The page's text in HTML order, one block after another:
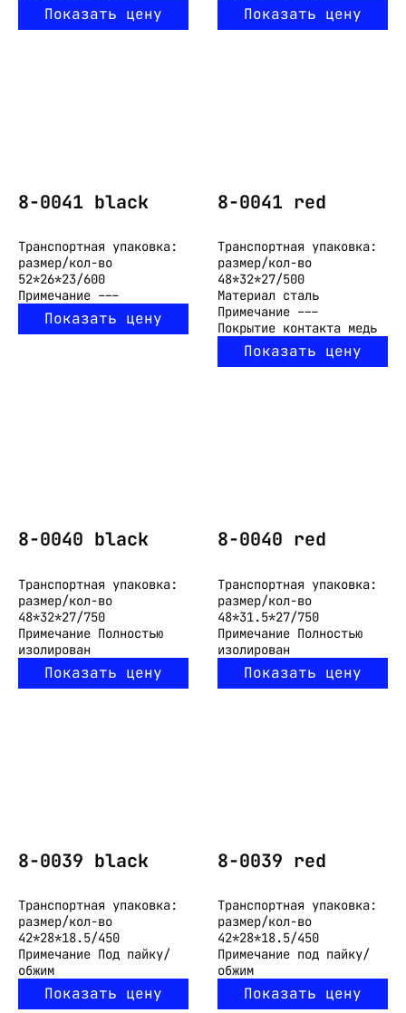
Показать цену Показать цену
8-0041 black
Транспортная упаковка:
размер/кол-во
52*26*23/600
Примечание ---
Показать цену
8-0041 red
Транспортная упаковка:
размер/кол-во
48*32*27/500
Материал сталь
Примечание ---
Покрытие контакта медь
Показать цену
8-0040 black
Транспортная упаковка:
размер/кол-во
48*32*27/750
Примечание Полностью
изолирован
Показать цену
8-0040 red
Транспортная упаковка:
размер/кол-во
48*31.5*27/750
Примечание Полностью
изолирован
Показать цену
8-0039 black
Транспортная упаковка:
размер/кол-во
42*28*18.5/450
Примечание Под пайку/
обжим
Показать цену
8-0039 red
Транспортная упаковка:
размер/кол-во
42*28*18.5/450
Примечание под пайку/
обжим
Показать цену